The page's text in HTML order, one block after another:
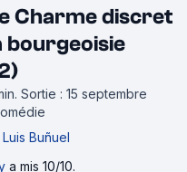
Charme discret
bourgeoisie
. Sortie : 15 septembre
Luis Buñuel
a mis 10/10.